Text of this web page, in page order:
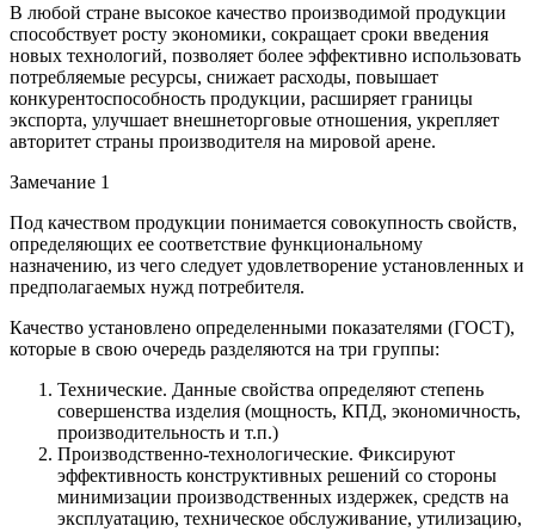
В любой стране высокое качество производимой продукции
способствует росту экономики, сокращает сроки введения
новых технологий, позволяет более эффективно использовать
потребляемые ресурсы, снижает расходы, повышает
конкурентоспособность продукции, расширяет границы
экспорта, улучшает внешнеторговые отношения, укрепляет
авторитет страны производителя на мировой арене.
Замечание 1
Под качеством продукции понимается совокупность свойств,
определяющих ее соответствие функциональному
назначению, из чего следует удовлетворение установленных и
предполагаемых нужд потребителя.
Качество установлено определенными показателями (ГОСТ),
которые в свою очередь разделяются на три группы:
Технические. Данные свойства определяют степень
совершенства изделия (мощность, КПД, экономичность,
производительность и т.п.)
Производственно-технологические. Фиксируют
эффективность конструктивных решений со стороны
минимизации производственных издержек, средств на
эксплуатацию, техническое обслуживание, утилизацию,